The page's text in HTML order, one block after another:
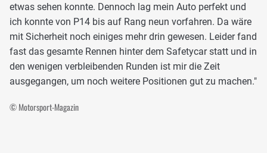
etwas sehen konnte. Dennoch lag mein Auto perfekt und
ich konnte von P14 bis auf Rang neun vorfahren. Da wäre
mit Sicherheit noch einiges mehr drin gewesen. Leider fand
fast das gesamte Rennen hinter dem Safetycar statt und in
den wenigen verbleibenden Runden ist mir die Zeit
ausgegangen, um noch weitere Positionen gut zu machen."
© Motorsport-Magazin